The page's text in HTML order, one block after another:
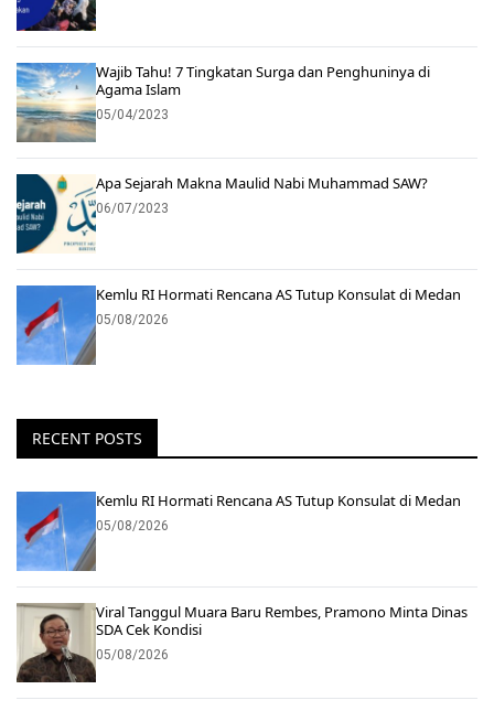
Wajib Tahu! 7 Tingkatan Surga dan Penghuninya di
Agama Islam
05/04/2023
Apa Sejarah Makna Maulid Nabi Muhammad SAW?
06/07/2023
Kemlu RI Hormati Rencana AS Tutup Konsulat di Medan
05/08/2026
RECENT POSTS
Kemlu RI Hormati Rencana AS Tutup Konsulat di Medan
05/08/2026
Viral Tanggul Muara Baru Rembes, Pramono Minta Dinas
SDA Cek Kondisi
05/08/2026